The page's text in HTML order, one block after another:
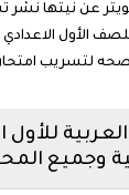
عن نيتها نشر
الأول
صحه لتسريب
للأول